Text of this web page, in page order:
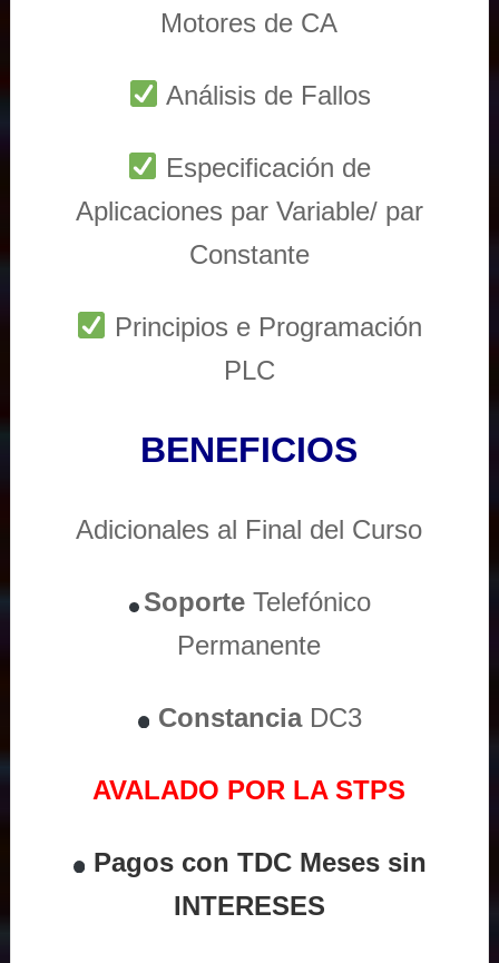
Motores de CA
Análisis de Fallos
Especificación de
Aplicaciones par Variable/ par
Constante
Principios e Programación
PLC
BENEFICIOS
Adicionales al Final del Curso
Soporte Telefónico
Permanente
ConstanciaDC3
AVALADO POR LA STPS
Pagos con TDC Meses sin
INTERESES